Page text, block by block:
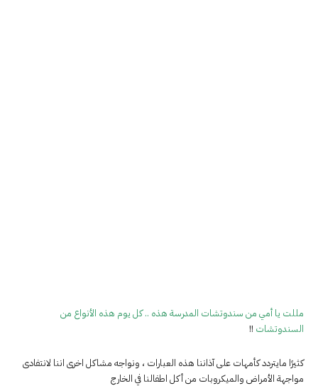
مللت يا أمي من سندوتشات المدرسة هذه .. كل يوم هذه الأنواع من
السندوتشات !!
كثيرًا مايتردد كأمهات على آذاننا هذه العبارات ، ونواجه مشاكل اخرى اننا لانتفادى
مواجهة الأمراض والميكروبات من أكل اطفالنا في الخارج